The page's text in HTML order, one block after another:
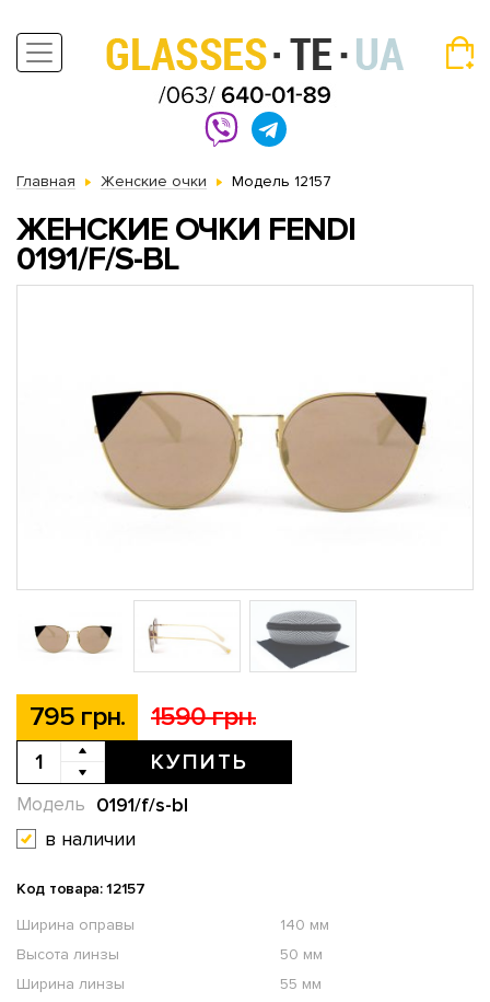
Главная Женские очки Модель 12157
ЖЕНСКИЕ ОЧКИ FENDI
0191/F/S-BL
795 грн. 1590 грн.
КУПИТЬ
0191/f/s-bl
Модель
в наличии
Код товара: 12157
Ширина оправы
140 мм
Высота линзы
50 мм
Ширина линзы
55 мм